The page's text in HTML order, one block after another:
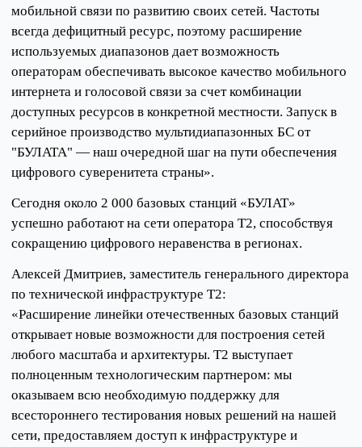
мобильной связи по развитию своих сетей. Частоты
всегда дефицитный ресурс, поэтому расширение
используемых диапазонов дает возможность
операторам обеспечивать высокое качество мобильного
интернета и голосовой связи за счет комбинации
доступных ресурсов в конкретной местности. Запуск в
серийное производство мультидиапазонных БС от
"БУЛАТА" — наш очередной шаг на пути обеспечения
цифрового суверенитета страны».
Сегодня около 2 000 базовых станций «БУЛАТ»
успешно работают на сети оператора Т2, способствуя
сокращению цифрового неравенства в регионах.
Алексей Дмитриев, заместитель генерального директора
по технической инфраструктуре Т2:
«Расширение линейки отечественных базовых станций
открывает новые возможности для построения сетей
любого масштаба и архитектуры. Т2 выступает
полноценным технологическим партнером: мы
оказываем всю необходимую поддержку для
всестороннего тестирования новых решений на нашей
сети, предоставляем доступ к инфраструктуре и